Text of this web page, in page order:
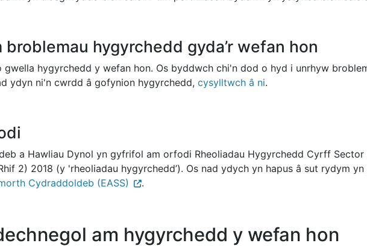
broblemau hygyrchedd gyda’r wefan hon
gwella hygyrchedd y wefan hon. Os byddwch chi'n dod o hyd i unrhyw
ydyn ni'n cwrdd â gofynion hygyrchedd, cysylltwch â ni.
a Hawliau Dynol yn gyfrifol am orfodi Rheoliadau Hygyrchedd Cyrff Sector
2) 2018 (y 'rheoliadau hygyrchedd’). Os nad ydych yn hapus â sut rydym
Cydraddoldeb (EASS)
.
am hygyrchedd y wefan hon